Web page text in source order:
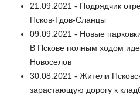
21.09.2021 - Подрядчик
Псков-Гдов-Сланцы
09.09.2021 - Новые
В Пскове полным ходом
Новоселов
30.08.2021 - Жители
зарастающую дорогу к